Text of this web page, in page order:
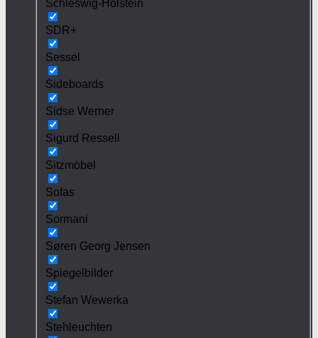
Schleswig-Holstein
SDR+
Sessel
Sideboards
Sidse Werner
Sigurd Ressell
Sitzmöbel
Sofas
Sormani
Søren Georg Jensen
Spiegelbilder
Stefan Wewerka
Stehleuchten